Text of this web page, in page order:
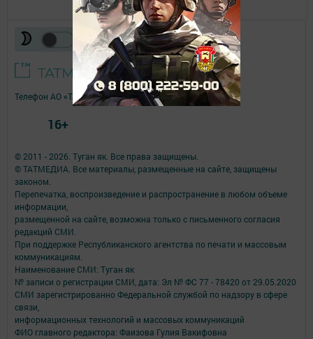
© 2011 - 2026. Туган як. Все права защищены.
© ТАТМЕДИА. Все материалы, размещенные на сайте, защищены
законом.
Перепечатка, воспроизведение и распространение в любом объеме
информации,
размещенной на сайте, возможна только с письменного согласия
редакций СМИ.
При поддержке Республиканского агентства по печати и массовым
коммуникациям.
Наименование СМИ: Туган як
№ записи о регистрации СМИ, дата: Эл № ФС 77 - 78420 от 29.05.2020
СМИ зарегистрированно Федеральной службой по надзору в сфере
связи,
информационных технологий и массовых коммуникаций
ФИО главного редактора: Фаизова Гулия Вакифовна
Телефон АО «ТАТМЕДИА»:(843) 222 09 84
16+